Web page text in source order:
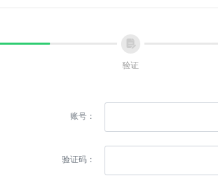
넖
验证
账号：
验证码：